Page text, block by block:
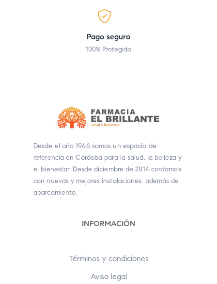
Pago seguro
100% Protegido
Desde el año 1966 somos un espacio de
referencia en Córdoba para la salud, la belleza y
el bienestar. Desde diciembre de 2014 contamos
con nuevas y mejores instalaciones, además de
aparcamiento.
INFORMACIÓN
Términos y condiciones
Aviso legal